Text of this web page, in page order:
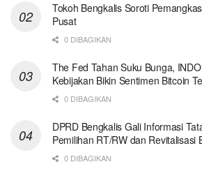
Tokoh Bengkalis Soroti
Pusat
0 DIBAGIKAN
The Fed Tahan Suku Bunga,
Kebijakan Bikin Sentimen Bitcoin
0 DIBAGIKAN
DPRD Bengkalis Gali Informasi
Pemilihan RT/RW dan Revitalisasi
0 DIBAGIKAN